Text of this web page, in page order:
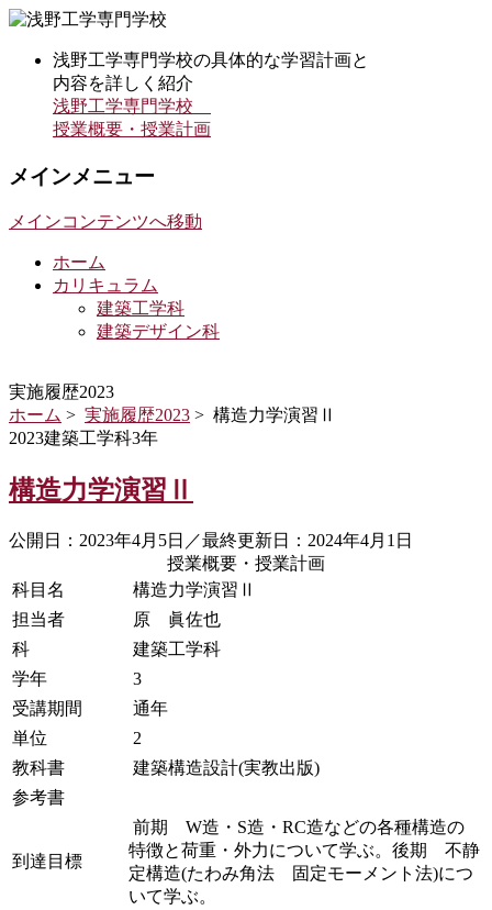
浅野工学専門学校の具体的な学習計画と
内容を詳しく紹介
浅野工学専門学校
授業概要・授業計画
メインメニュー
メインコンテンツへ移動
ホーム
カリキュラム
建築工学科
建築デザイン科
実施履歴2023
ホーム > 実施履歴2023 > 構造力学演習Ⅱ
2023建築工学科3年
構造力学演習Ⅱ
公開日：2023年4月5日／最終更新日：2024年4月1日
授業概要・授業計画
科目名
構造力学演習Ⅱ
担当者
原 眞佐也
科
建築工学科
学年
3
受講期間
通年
単位
2
教科書
建築構造設計(実教出版)
参考書
到達目標
前期 W造・S造・RC造などの各種構造の
特徴と荷重・外力について学ぶ。後期 不静
定構造(たわみ角法 固定モーメント法)につ
いて学ぶ。